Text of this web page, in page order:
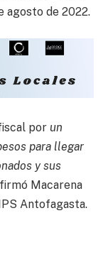
agosto de 2022.
por un
para llegar
y sus
Macarena
Antofagasta.